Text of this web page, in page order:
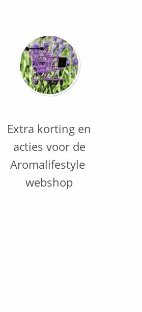
Extra korting en
acties voor de
Aromalifestyle
webshop